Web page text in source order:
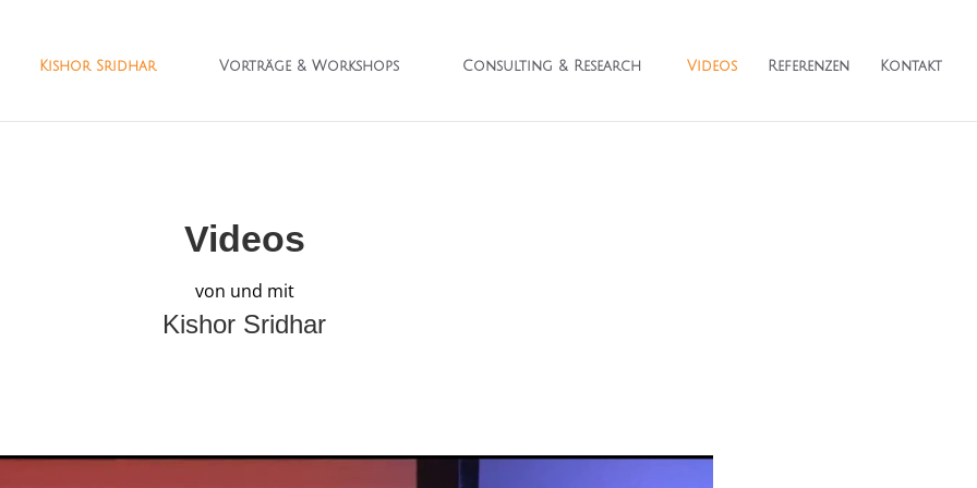
Kishor Sridhar Vorträge & Workshops Consulting & Research Videos Referenzen Kontakt
Videos
von und mit
Kishor Sridhar